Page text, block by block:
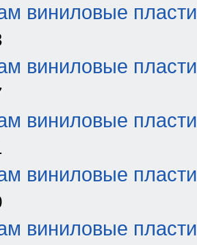
виниловые
виниловые
виниловые
виниловые
виниловые